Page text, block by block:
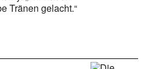
Tränen gelacht.“